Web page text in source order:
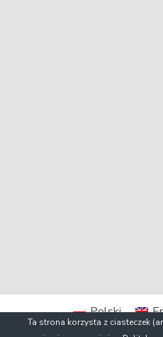
Ta strona korzysta z ciasteczek
Polski